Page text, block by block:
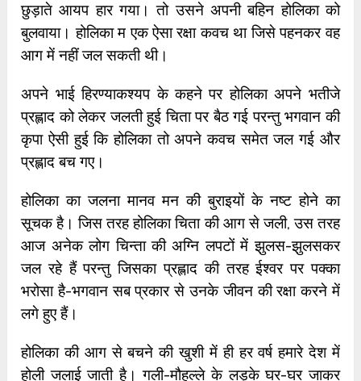
छुड़ाते आयप हार गया। तो उसने अपनी बहिन होलिका को
बुलवाया। होलिका म एक ऐसा रक्षा कवच था जिसे पहनकर वह
आग में नहीं जल सकती थी।
अपने भाई हिरण्याकश्यप के कहने पर होलिका अपने भतीजे
प्रह्लाद को लेकर जलती हुई चिता पर बैठ गई परन्तु भगवान की
कृपा ऐसी हुई कि होलिका तो अपने कवच समेत जल गई और
प्रह्लाद बच गए।
होलिका का जलना मानव मन की बुराइयों के नष्ट होने का
सूचक है। जिस तरह होलिका चिता की आग से जली, उस तरह
आज अनेक लोग चिन्ता की अग्नि लपटों में झुलस-झुलसकर
जल रहे हैं परन्तु जिसका प्रह्लाद की तरह ईश्वर पर पक्का
भरोसा है-भगवान सब प्रकार से उनके जीवन की रक्षा करने में
लगे हुए हैं।
होलिका की आग से बचने की खुशी में ही हर वर्ष हमारे देश में
होली जलाई जाती है। गली-मौहल्ले के लड़के घर-घर जाकर